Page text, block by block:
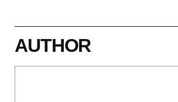
AUTHOR